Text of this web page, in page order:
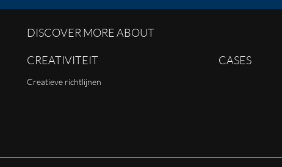
DISCOVER MORE ABOUT
CREATIVITEIT
Creatieve richtlijnen
CASES